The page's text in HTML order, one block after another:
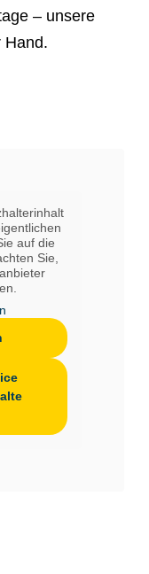
– unsere
Hand.
auf die
Sie,